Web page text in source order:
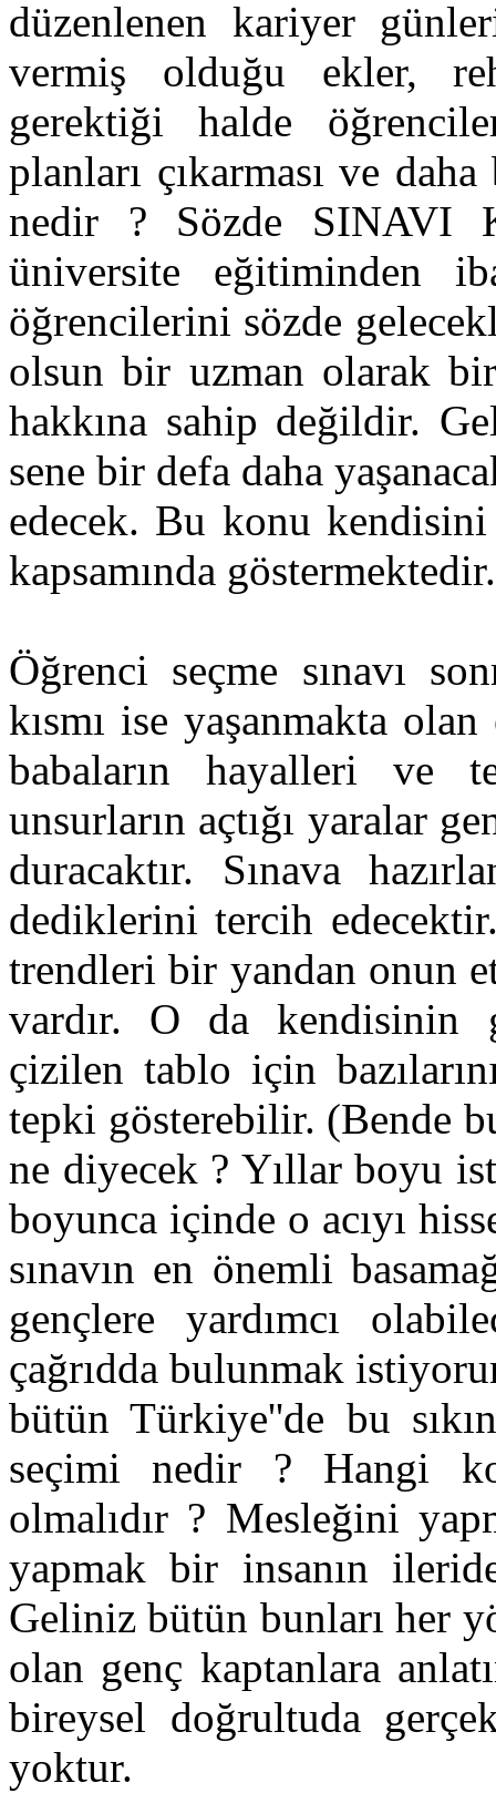
düzenlenen kariyer
vermiş olduğu ekler,
gerektiği halde
planları çıkarması ve
nedir ? Sözde SINAVI
üniversite eğitiminden
öğrencilerini sözde
olsun bir uzman olarak bir
hakkına sahip değildir.
sene bir defa daha
edecek. Bu konu
kapsamında göstermektedir.
Öğrenci seçme sınavı
kısmı ise yaşanmakta
babaların hayalleri ve
unsurların açtığı yaralar
duracaktır. Sınava
dediklerini tercih
trendleri bir yandan onun
vardır. O da kendisinin
çizilen tablo için
tepki gösterebilir. (Bende
ne diyecek ? Yıllar boyu
boyunca içinde o acıyı
sınavın en önemli
gençlere yardımcı
çağrıdda bulunmak
bütün Türkiye''de bu
seçimi nedir ? Hangi
olmalıdır ? Mesleğini
yapmak bir insanın
Geliniz bütün bunları her
olan genç kaptanlara
bireysel doğrultuda
yoktur.